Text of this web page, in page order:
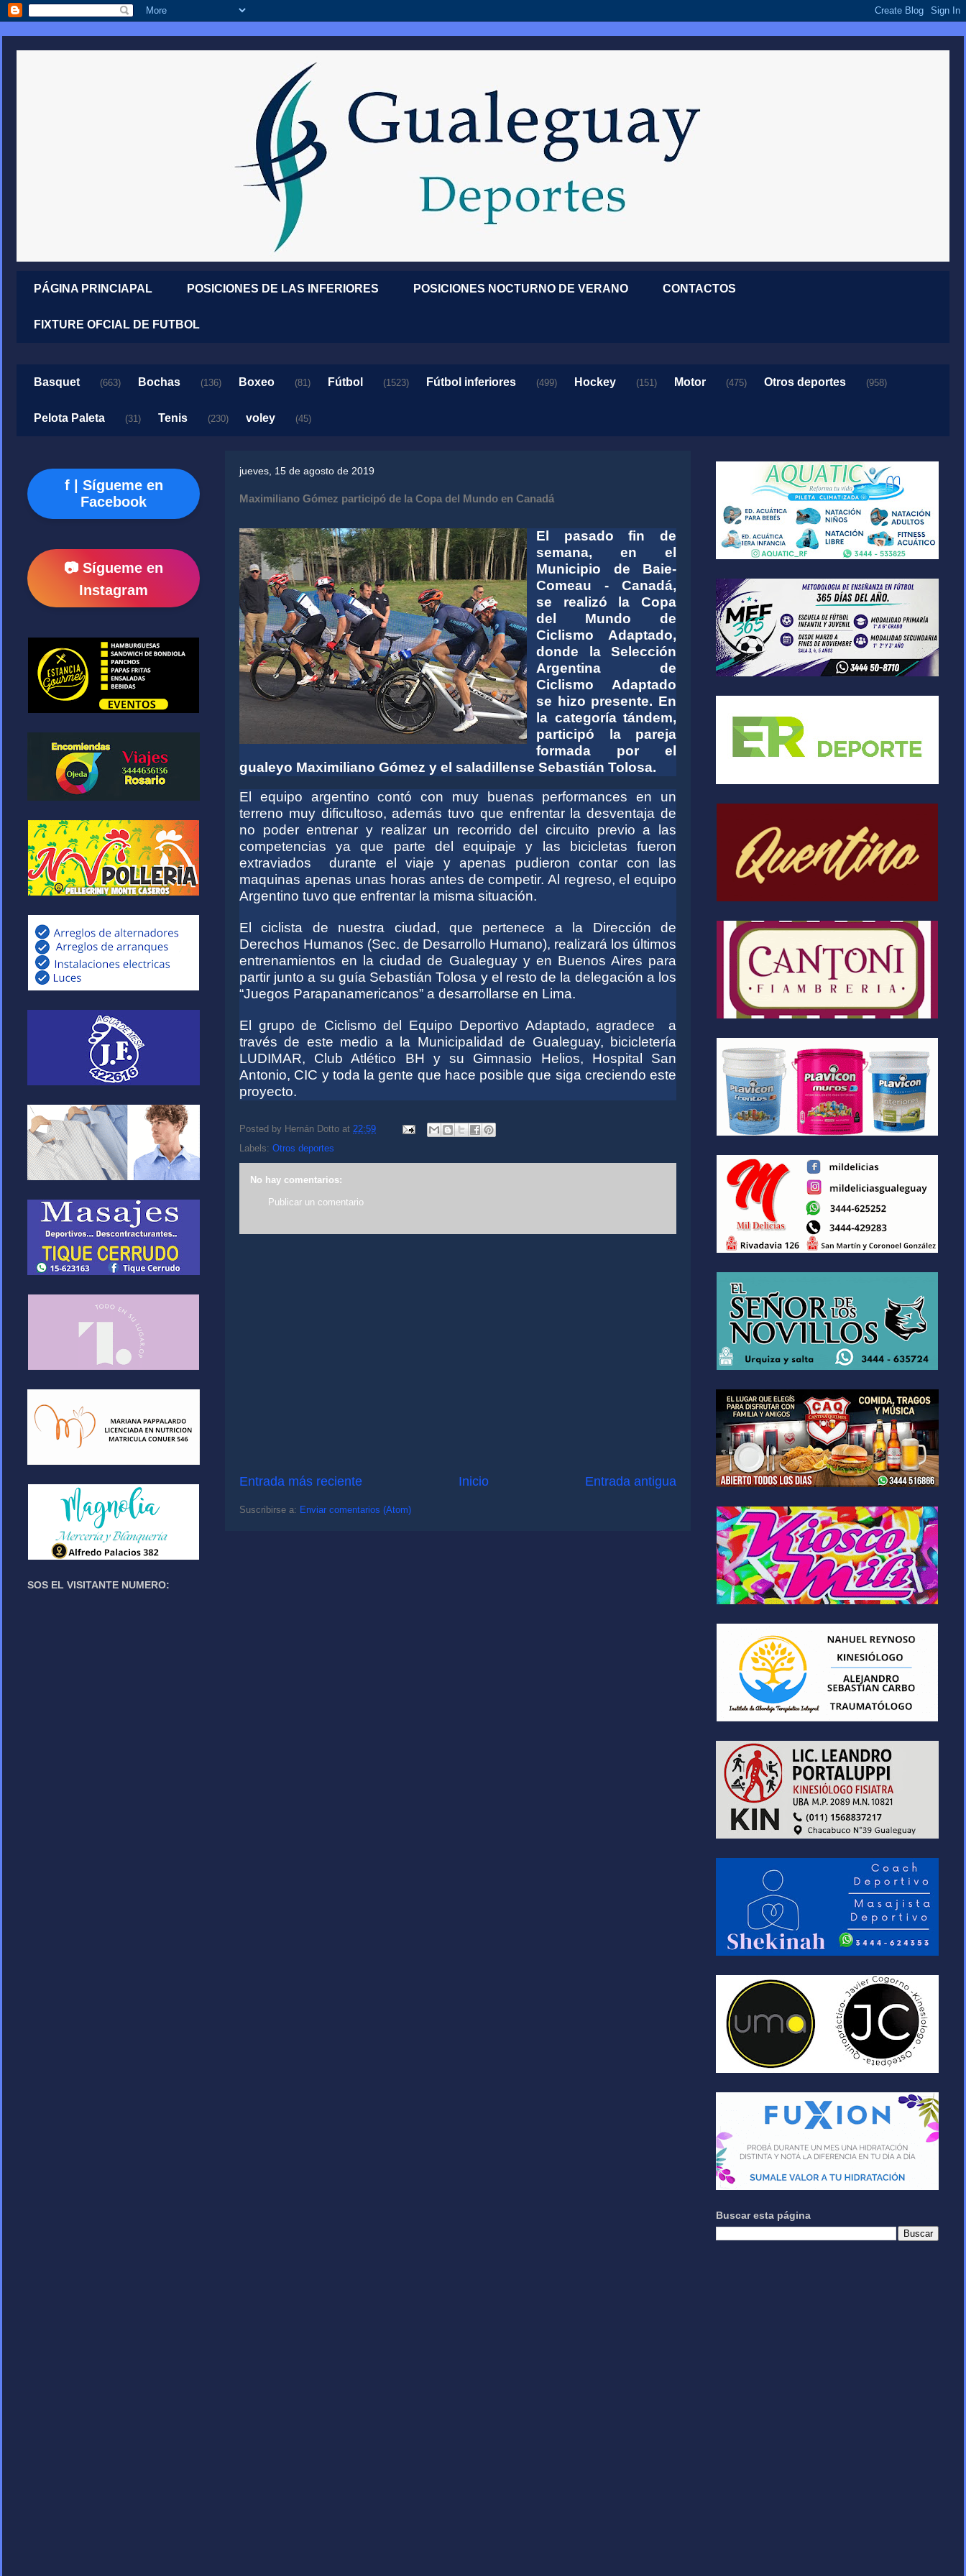
PÁGINA PRINCIAPAL POSICIONES DE LAS INFERIORES POSICIONES NOCTURNO DE VERANO CONTACTOS
FIXTURE OFCIAL DE FUTBOL
Basquet (663) Bochas (136) Boxeo (81) Fútbol (1523) Fútbol inferiores (499) Hockey (151) Motor (475) Otros deportes (958)
Pelota Paleta (31) Tenis (230) voley (45)
jueves, 15 de agosto de 2019
Maximiliano Gómez participó de la Copa del Mundo en Canadá
El pasado fin de
semana, en el
Municipio de Baie-
Comeau - Canadá,
se realizó la Copa
del Mundo de
Ciclismo Adaptado,
donde la Selección
Argentina de
Ciclismo Adaptado
se hizo presente. En
la categoría tándem,
participó la pareja
formada por el
gualeyo Maximiliano Gómez y el saladillense Sebastián Tolosa.
El equipo argentino contó con muy buenas performances en un
terreno muy dificultoso, además tuvo que enfrentar la desventaja de
no poder entrenar y realizar un recorrido del circuito previo a las
competencias ya que parte del equipaje y las bicicletas fueron
extraviados durante el viaje y apenas pudieron contar con las
maquinas apenas unas horas antes de competir. Al regreso, el equipo
Argentino tuvo que enfrentar la misma situación.
El ciclista de nuestra ciudad, que pertenece a la Dirección de
Derechos Humanos (Sec. de Desarrollo Humano), realizará los últimos
entrenamientos en la ciudad de Gualeguay y en Buenos Aires para
partir junto a su guía Sebastián Tolosa y el resto de la delegación a los
“Juegos Parapanamericanos” a desarrollarse en Lima.
El grupo de Ciclismo del Equipo Deportivo Adaptado, agradece
a
través de este medio a la Municipalidad de Gualeguay, bicicletería
LUDIMAR, Club Atlético BH y su Gimnasio Helios, Hospital San
Antonio, CIC y toda la gente que hace posible que siga creciendo este
proyecto.
Posted by Hernán Dotto at 22:59
Labels: Otros deportes
No hay comentarios:
Publicar un comentario
Entrada más reciente Entrada antigua
Inicio
Suscribirse a: Enviar comentarios (Atom)
f | Sígueme en
Facebook
📷 Sígueme en
Instagram
SOS EL VISITANTE NUMERO:
Buscar esta página